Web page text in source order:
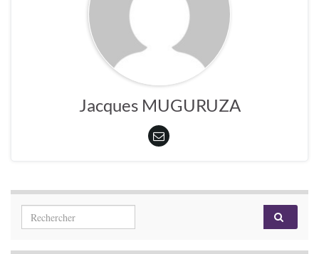
Jacques MUGURUZA
Search for: